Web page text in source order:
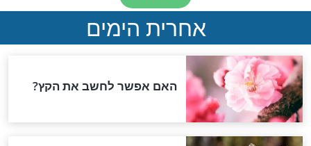
סגולה לבטל
סגולה למתוק הדינין לאחר
שכבר שורים על האדם
הדינים וביטול גזרות סגולות להמתקת הדינים וביטול גזרות